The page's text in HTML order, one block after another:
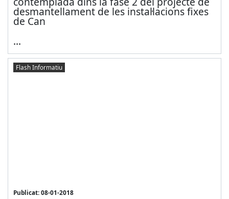
desmantellament de les instal·lacions fixes
de Can
...
Flash Informatiu
Publicat: 08-01-2018